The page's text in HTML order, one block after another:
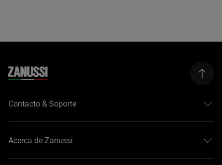
Contacto & Soporte
Acerca de Zanussi